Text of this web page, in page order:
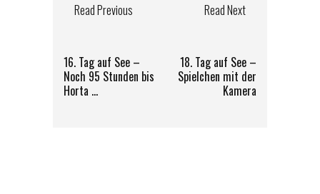
Read Previous
16. Tag auf See –
Noch 95 Stunden bis
Horta …
Read Next
18. Tag auf See –
Spielchen mit der
Kamera